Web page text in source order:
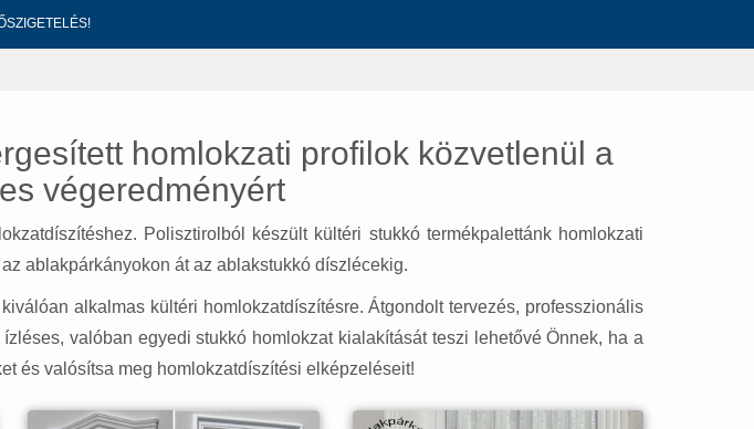
homlokzati profilok közvetlenül a
végeredményért
Polisztirolból készült kültéri stukkó termékpalettánk homlokzati
ablakpárkányokon át az ablakstukkó díszlécekig.
alkalmas kültéri homlokzatdíszítésre. Átgondolt tervezés, professzionális
valóban egyedi stukkó homlokzat kialakítását teszi lehetővé Önnek, ha a
és valósítsa meg homlokzatdíszítési elképzeléseit!